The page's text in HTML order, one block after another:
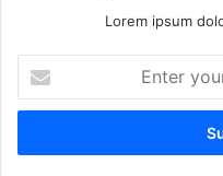
Lorem ipsum
t
r